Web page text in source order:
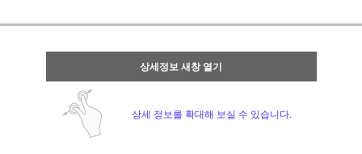
상세정보 새창 열기
상세 정보를 확대해 보실 수 있습니다.